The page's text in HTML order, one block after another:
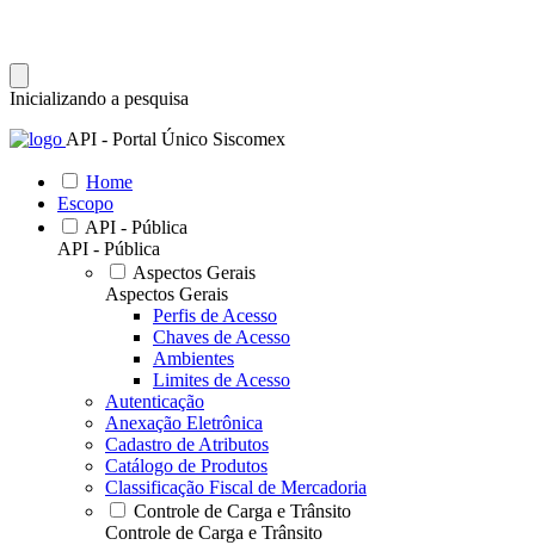
Inicializando a pesquisa
API - Portal Único Siscomex
Home
Escopo
API - Pública
API - Pública
Aspectos Gerais
Aspectos Gerais
Perfis de Acesso
Chaves de Acesso
Ambientes
Limites de Acesso
Autenticação
Anexação Eletrônica
Cadastro de Atributos
Catálogo de Produtos
Classificação Fiscal de Mercadoria
Controle de Carga e Trânsito
Controle de Carga e Trânsito